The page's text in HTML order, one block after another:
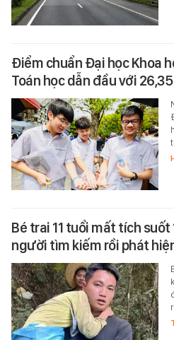
Điểm chuẩn Đại học Khoa
Toán học dẫn đầu với
Bé trai 11 tuổi mất tích suốt
người tìm kiếm rồi phát